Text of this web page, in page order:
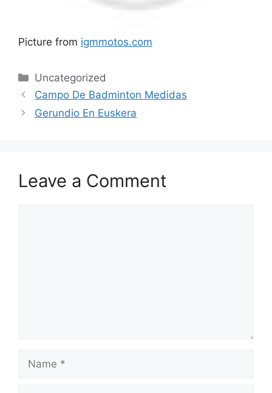
Picture from igmmotos.com
Categories
Uncategorized
Campo De Badminton Medidas
Gerundio En Euskera
Leave a Comment